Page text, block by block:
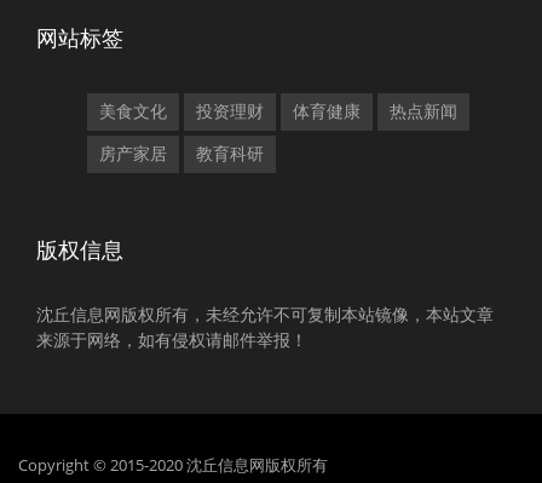
网站标签
美食文化 投资理财 体育健康 热点新闻
房产家居 教育科研
版权信息
沈丘信息网版权所有，未经允许不可复制本站镜像，本站文章
来源于网络，如有侵权请邮件举报！
Copyright © 2015-2020 沈丘信息网版权所有